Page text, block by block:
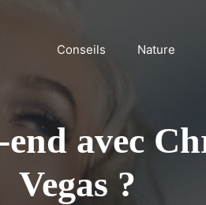
Conseils Nature
end avec
Vegas ?